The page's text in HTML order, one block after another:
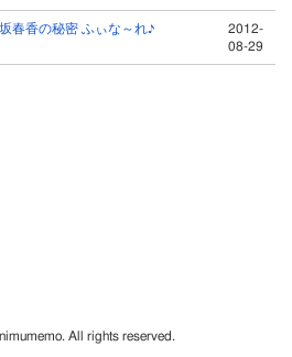
春香の秘密 ふぃな～れ♪
2012-
08-29
All rights reserved.